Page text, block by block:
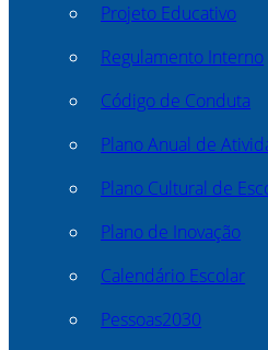
Projeto Educativo
Regulamento Interno
Código de Conduta
Plano Anual de
Plano Cultural de
Plano de Inovação
Calendário Escolar
Pessoas2030